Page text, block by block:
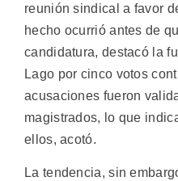
reunión sindical a favor
hecho ocurrió antes de
candidatura, destacó la
Lago por cinco votos
acusaciones fueron
magistrados, lo que
ellos, acotó.
La tendencia, sin